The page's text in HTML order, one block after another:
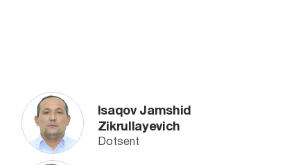
Isaqov Jamshid
Zikrullayevich
Dotsent